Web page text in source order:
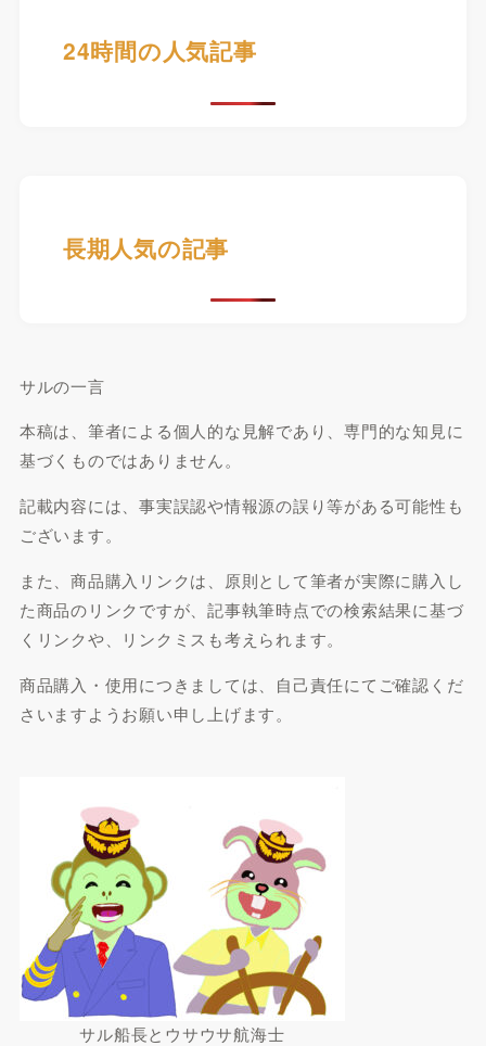
24時間の人気記事
長期人気の記事
サルの一言
本稿は、筆者による個人的な見解であり、専門的な知見に
基づくものではありません。
記載内容には、事実誤認や情報源の誤り等がある可能性も
ございます。
また、商品購入リンクは、原則として筆者が実際に購入し
た商品のリンクですが、記事執筆時点での検索結果に基づ
くリンクや、リンクミスも考えられます。
商品購入・使用につきましては、自己責任にてご確認くだ
さいますようお願い申し上げます。
サル船長とウサウサ航海士